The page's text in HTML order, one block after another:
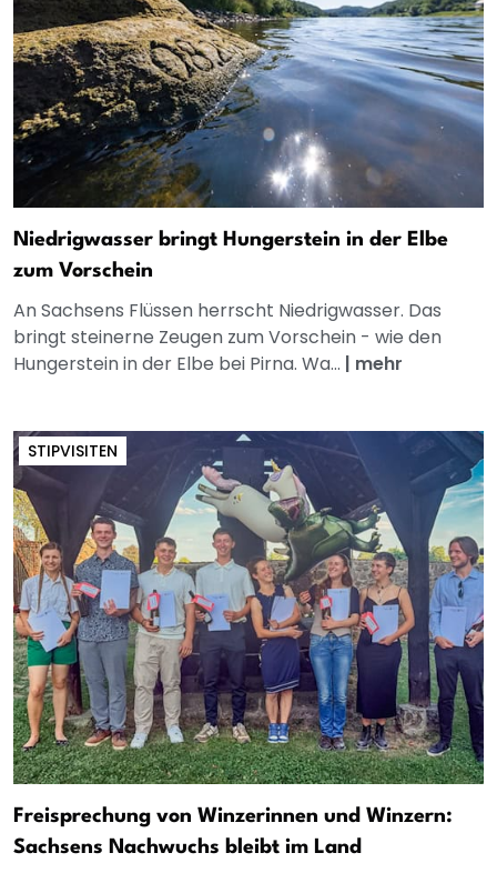
Niedrigwasser bringt Hungerstein in der Elbe
zum Vorschein
An Sachsens Flüssen herrscht Niedrigwasser. Das
bringt steinerne Zeugen zum Vorschein - wie den
Hungerstein in der Elbe bei Pirna. Wa... | mehr
STIPVISITEN
Freisprechung von Winzerinnen und Winzern:
Sachsens Nachwuchs bleibt im Land